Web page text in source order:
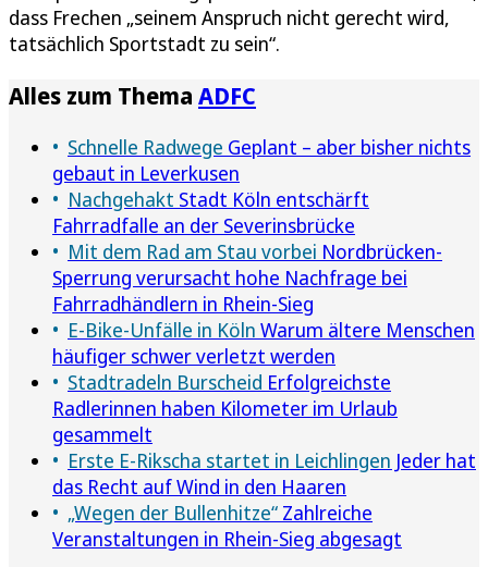
dass Frechen „seinem Anspruch nicht gerecht wird,
tatsächlich Sportstadt zu sein“.
Alles zum Thema ADFC
Schnelle Radwege Geplant – aber bisher nichts
gebaut in Leverkusen
Nachgehakt Stadt Köln entschärft
Fahrradfalle an der Severinsbrücke
Mit dem Rad am Stau vorbei Nordbrücken-
Sperrung verursacht hohe Nachfrage bei
Fahrradhändlern in Rhein-Sieg
E-Bike-Unfälle in Köln Warum ältere Menschen
häufiger schwer verletzt werden
Stadtradeln Burscheid Erfolgreichste
Radlerinnen haben Kilometer im Urlaub
gesammelt
Erste E-Rikscha startet in Leichlingen Jeder hat
das Recht auf Wind in den Haaren
„Wegen der Bullenhitze“ Zahlreiche
Veranstaltungen in Rhein-Sieg abgesagt